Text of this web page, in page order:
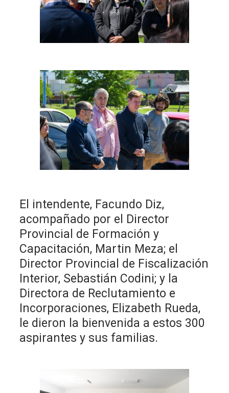
El intendente, Facundo Diz,
acompañado por el Director
Provincial de Formación y
Capacitación, Martin Meza; el
Director Provincial de Fiscalización
Interior, Sebastián Codini; y la
Directora de Reclutamiento e
Incorporaciones, Elizabeth Rueda,
le dieron la bienvenida a estos 300
aspirantes y sus familias.